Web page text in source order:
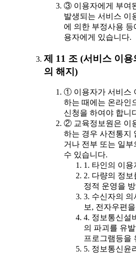
③ 이용자에게 부여
발생되는 서비스 이
에 의한 부정사용 등
용자에게 있습니다.
제 11 조 (서비스 이
의 해지)
① 이용자가 서비스
하는 때에는 온라인
신청을 하여야 합니
② 교육정보원은 이
하는 경우 사전통지
거나 전부 또는 일
수 있습니다.
1. 타인의 이
2. 다량의 정
정적 운영을
3. 수신자의 의
보, 전자우편
4. 정보통신설
의 파괴를 유
프로그램등을
5. 정보통신윤